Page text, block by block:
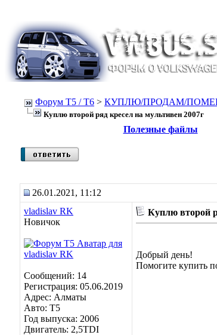
Форум Т5 / T6 > КУПЛЮ/ПРОДАМ/
Куплю второй ряд кресел на мультивен 2007г
Полезные файлы
26.01.2021, 11:12
vladislav RK
Новичок
Сообщений: 14
Регистрация: 05.06.2019
Адрес: Алматы
Авто: Т5
Год выпуска: 2006
Двигатель: 2,5TDI
Куплю второй
Добрый день!
Помогите купить